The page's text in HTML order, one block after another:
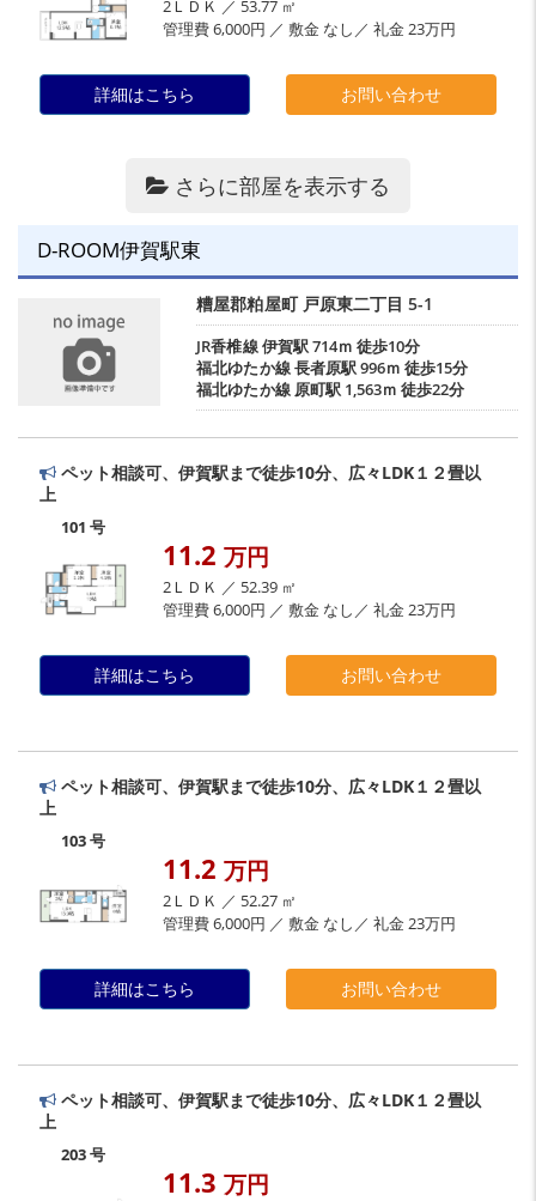
2ＬＤＫ ／ 53.77 ㎡
管理費 6,000円 ／ 敷金 なし／ 礼金 23万円
詳細はこちら お問い合わせ
さらに部屋を表示する
D-ROOM伊賀駅東
糟屋郡粕屋町 戸原東二丁目 5-1
JR香椎線伊賀駅714ｍ 徒歩10分
福北ゆたか線長者原駅996ｍ 徒歩15分
福北ゆたか線 原町駅1,563ｍ 徒歩22分
ペット相談可、伊賀駅まで徒歩10分、広々LDK１２畳以
上
101 号
11.2 万円
2ＬＤＫ ／ 52.39 ㎡
管理費 6,000円 ／ 敷金 なし／ 礼金 23万円
詳細はこちら お問い合わせ
ペット相談可、伊賀駅まで徒歩10分、広々LDK１２畳以
上
103 号
11.2 万円
2ＬＤＫ ／ 52.27 ㎡
管理費 6,000円 ／ 敷金 なし／ 礼金 23万円
詳細はこちら お問い合わせ
ペット相談可、伊賀駅まで徒歩10分、広々LDK１２畳以
上
203 号
11.3 万円